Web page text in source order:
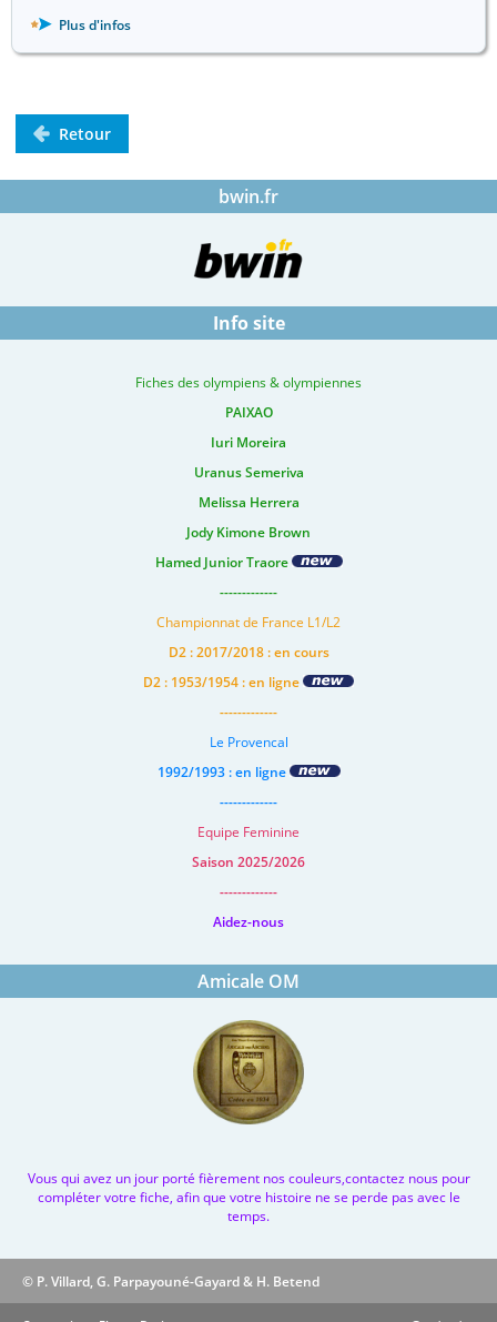
Plus d'infos
Retour
bwin.fr
Info site
Fiches des olympiens & olympiennes
PAIXAO
Iuri Moreira
Uranus Semeriva
Melissa Herrera
Jody Kimone Brown
Hamed Junior Traore
-------------
Championnat de France L1/L2
D2 : 2017/2018 : en cours
D2 : 1953/1954 : en ligne
-------------
Le Provencal
1992/1993 : en ligne
-------------
Equipe Feminine
Saison 2025/2026
-------------
Aidez-nous
Amicale OM
Vous qui avez un jour porté fièrement nos couleurs,contactez nous pour
compléter votre fiche, afin que votre histoire ne se perde pas avec le
temps.
© P. Villard, G. Parpayouné-Gayard & H. Betend